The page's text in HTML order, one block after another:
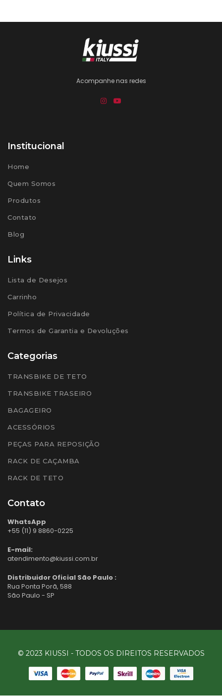
Acompanhe nas redes
Institucional
Home
Quem Somos
Produtos
Contato
Blog
Links
Lista de Desejos
Carrinho
Política de Privacidade
Termos de Garantia e Devoluções
Categorias
TRANSBIKE DE TETO
TRANSBIKE TRASEIRO
BAGAGEIRO
ACESSÓRIOS
PEÇAS PARA REPOSIÇÃO
RACK DE CAÇAMBA
RACK DE TETO
Contato
WhatsApp
+55 (11) 9 8860-0225
E-mail:
atendimento@kiussi.com.br
Distribuidor Oficial São Paulo :
Rua Ponta Porã, 588
São Paulo - SP
© 2023 KIUSSI - TODOS OS DIREITOS RESERVADOS